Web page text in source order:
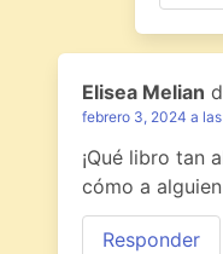
Elisea Melian
febrero 3, 2024 a las
¡Qué libro tan
cómo a
Responder